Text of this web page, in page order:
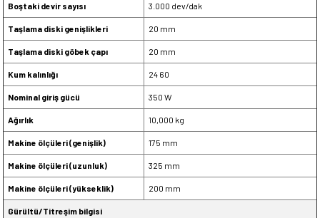
Boştaki devir sayısı 3.000 dev/dak
Taşlama diski genişlikleri 20 mm
Taşlama diski göbek çapı 20 mm
Kum kalınlığı 24 60
Nominal giriş gücü 350 W
Ağırlık 10,000 kg
Makine ölçüleri (genişlik) 175 mm
Makine ölçüleri (uzunluk) 325 mm
Makine ölçüleri (yükseklik) 200 mm
Gürültü/Titreşim bilgisi